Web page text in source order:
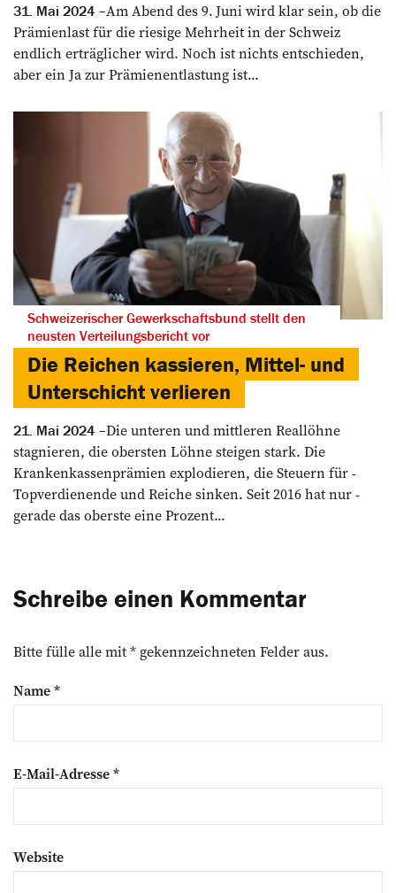
31. Mai 2024
Am Abend des 9. Juni wird klar sein, ob die
Prämienlast für die riesige Mehrheit in der Schweiz
endlich erträglicher wird. Noch ist nichts entschieden,
aber ein Ja zur Prämienentlastung ist...
Schweizerischer Gewerkschaftsbund stellt den
neusten Verteilungsbericht vor
Die Reichen kassieren, Mittel- und
Unterschicht verlieren
21. Mai 2024
Die unteren und mittleren ­Reallöhne
stagnieren, die ­obersten Löhne steigen stark. Die
Krankenkassenprämien explodieren, die Steuern für ­
Topverdienende und Reiche ­sinken. Seit 2016 hat nur ­
gerade das oberste eine Prozent...
Schreibe einen Kommentar
Bitte fülle alle mit * gekennzeichneten Felder aus.
Name*
E-Mail-Adresse*
Website